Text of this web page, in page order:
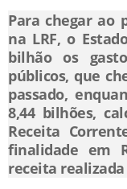
Para chegar ao
na LRF, o
bilhão os
públicos, que
passado,
8,44 bilhões,
Receita
finalidade em
receita realizada